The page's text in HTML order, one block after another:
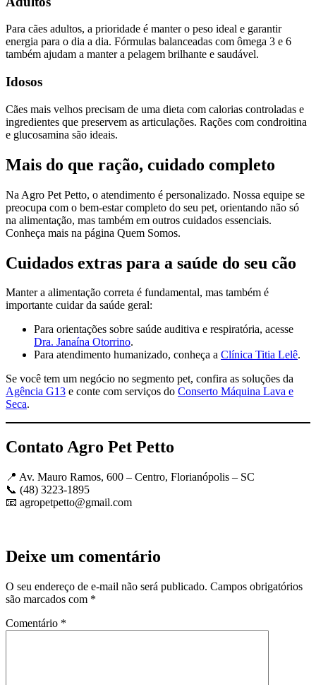
Para cães adultos, a prioridade é manter o peso ideal e garantir
energia para o dia a dia. Fórmulas balanceadas com ômega 3 e 6
também ajudam a manter a pelagem brilhante e saudável.
Idosos
Cães mais velhos precisam de uma dieta com calorias controladas e
ingredientes que preservem as articulações. Rações com condroitina
e glucosamina são ideais.
Mais do que ração, cuidado completo
Na Agro Pet Petto, o atendimento é personalizado. Nossa equipe se
preocupa com o bem-estar completo do seu pet, orientando não só
na alimentação, mas também em outros cuidados essenciais.
Conheça mais na página Quem Somos.
Cuidados extras para a saúde do seu cão
Manter a alimentação correta é fundamental, mas também é
importante cuidar da saúde geral:
Para orientações sobre saúde auditiva e respiratória, acesse
Dra. Janaína Otorrino.
Para atendimento humanizado, conheça a Clínica Titia Lelê.
Se você tem um negócio no segmento pet, confira as soluções da
Agência G13 e conte com serviços do Conserto Máquina Lava e
Seca.
Contato Agro Pet Petto
📍 Av. Mauro Ramos, 600 – Centro, Florianópolis – SC
📞 (48) 3223-1895
📧 agropetpetto@gmail.com
Deixe um comentário
O seu endereço de e-mail não será publicado. Campos obrigatórios
são marcados com *
Comentário *